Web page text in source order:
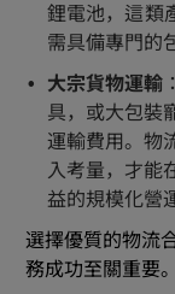
鋰電池，這類
需具備專門的
大宗貨物運輸
具，或大包裝
運輸費用。物
入考量，才能
益的規模化營
選擇優質的物流
務成功至關重要。